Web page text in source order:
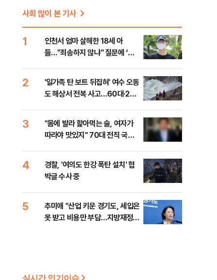
사회 많이 본 기사
1
인천서 엄마 살해한 18세 아
들…"죄송하지 않냐" 질문에 ‘묵
2
'일가족 탄 보트 뒤집혀' 여수 오동
도 해상서 전복 사고…60대·20
3
"몸에 발라 핥아먹는 술, 여자가
따라야 맛있지" 70대 전직 국회
4
경찰, '여의도 한강 폭탄 설치' 협
박글 수사 중
5
추미애 "산업 키운 경기도, 세입은
못 받고 비용만 부담…지방재정